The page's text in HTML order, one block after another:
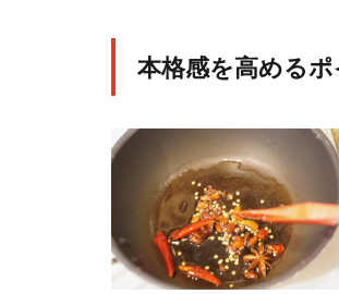
本格感を高めるポ